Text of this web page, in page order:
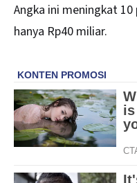
Angka ini meningkat
hanya Rp40 miliar.